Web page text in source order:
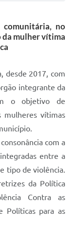
de
no
mulher vítima
desde 2017, com
integrante da
o objetivo de
mulheres vítimas
com a
entre a
tipo de violência.
da Política
Contra as
Políticas para as